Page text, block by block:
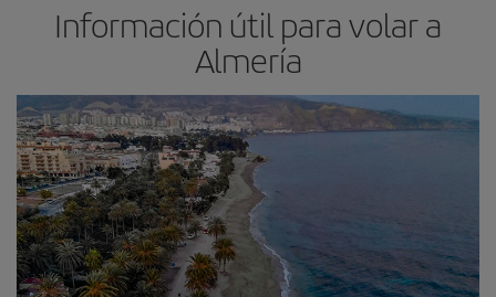
Información útil para volar a
Almería